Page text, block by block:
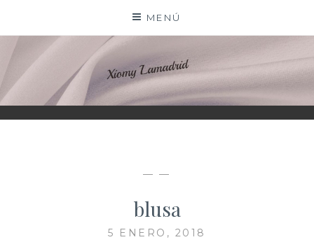
contenido
MENÚ
XIOMY LAMADRID
— —
blusa
5 ENERO, 2018